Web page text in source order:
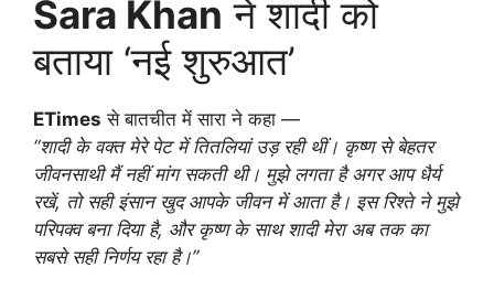
Sara Khan ने शादी को
बताया ‘नई शुरुआत’
ETimes से बातचीत में सारा ने कहा —
“शादी के वक्त मेरे पेट में तितलियां उड़ रही थीं। कृष्ण से बेहतर
जीवनसाथी मैं नहीं मांग सकती थी। मुझे लगता है अगर आप धैर्य
रखें, तो सही इंसान खुद आपके जीवन में आता है। इस रिश्ते ने मुझे
परिपक्व बना दिया है, और कृष्ण के साथ शादी मेरा अब तक का
सबसे सही निर्णय रहा है।”